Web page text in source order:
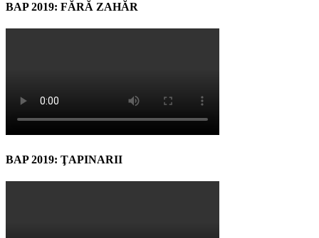
BAP 2019: FĂRĂ ZAHĂR
BAP 2019: ŢAPINARII